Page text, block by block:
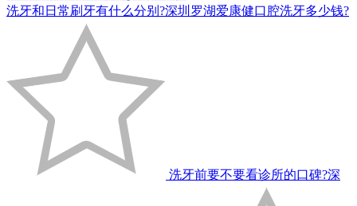
洗牙和日常刷牙有什么分别?深圳罗湖爱康健口腔洗牙多少钱?
洗牙前要不要看诊所的口碑?深